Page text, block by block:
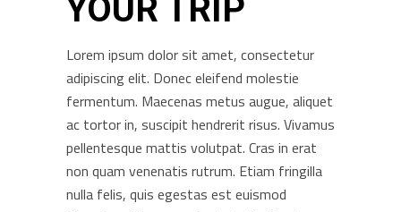
YOUR TRIP
Lorem ipsum dolor sit amet, consectetur
adipiscing elit. Donec eleifend molestie
fermentum. Maecenas metus augue, aliquet
ac tortor in, suscipit hendrerit risus. Vivamus
pellentesque mattis volutpat. Cras in erat
non quam venenatis rutrum. Etiam fringilla
nulla felis, quis egestas est euismod